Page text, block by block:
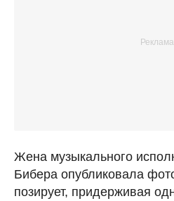
Жена музыкального
Бибера опубликовала
позирует, придерживая